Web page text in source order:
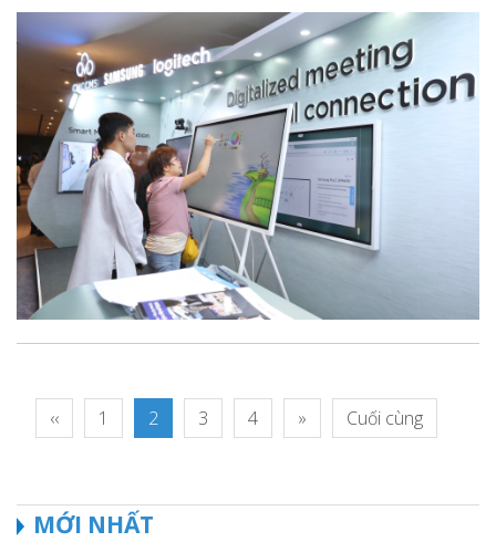
‹‹ 1 2 3 4 » Cuối cùng
MỚI NHẤT